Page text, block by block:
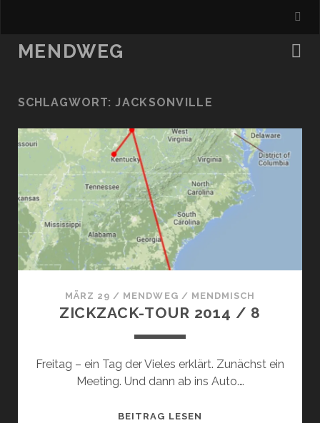
MENDWEG
SCHLAGWORT:JACKSONVILLE
MÄRZ 29 / MENDWEG / MENDMISCH
ZICKZACK-TOUR 2014 / 8
Freitag – ein Tag der Vieles erklärt. Zunächst ein
Meeting. Und dann ab ins Auto.…
BEITRAG LESEN